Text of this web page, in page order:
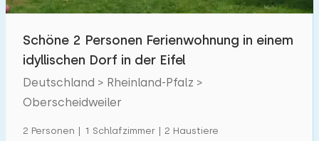
1 2
Zum Wald :
Schöne 2 Personen Ferienwohnung in einem
idyllischen Dorf in der Eifel
Deutschland > Rheinland-Pfalz >
Oberscheidweiler
2 Personen | 1 Schlafzimmer | 2 Haustiere